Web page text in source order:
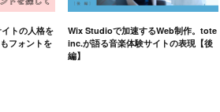
トの人格を
フォントを
Wix Studioで加速するWeb制作。tote
inc.が語る音楽体験サイトの表現【後
編】